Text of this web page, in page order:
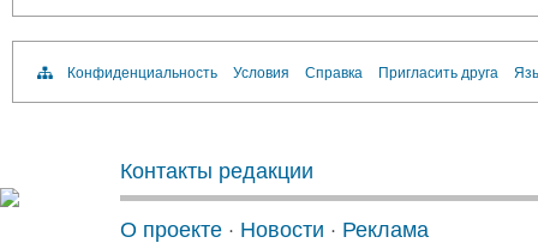
Конфиденциальность Условия Справка Пригласить друга
Контакты редакции
О проекте · Новости · Реклама